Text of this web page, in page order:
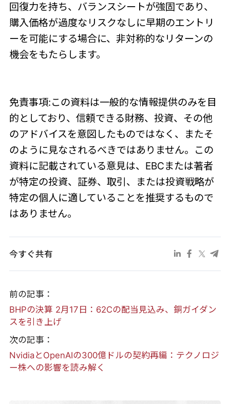
回復力を持ち、バランスシートが強固であり、
購入価格が過度なリスクなしに早期のエントリ
ーを可能にする場合に、非対称的なリターンの
機会をもたらします。
免責事項:この資料は一般的な情報提供のみを目
的としており、信頼できる財務、投資、その他
のアドバイスを意図したものではなく、またそ
のように見なされるべきではありません。この
資料に記載されている意見は、EBCまたは著者
が特定の投資、証券、取引、または投資戦略が
特定の個人に適していることを推奨するもので
はありません。
今すぐ共有
前の記事：
BHPの決算 2月17日：62Cの配当見込み、銅ガイダン
スを引き上げ
次の記事：
NvidiaとOpenAIの300億ドルの契約再編：テクノロジ
ー株への影響を読み解く